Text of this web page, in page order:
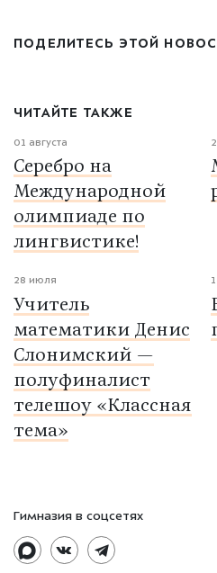
ПОДЕЛИТЕСЬ ЭТОЙ
ЧИТАЙТЕ ТАКЖЕ
01 августа
Серебро на
Международной
олимпиаде по
лингвистике!
28 июля
Учитель
математики Денис
Слонимский —
полуфиналист
телешоу «Классная
тема»
Гимназия в соцсетях